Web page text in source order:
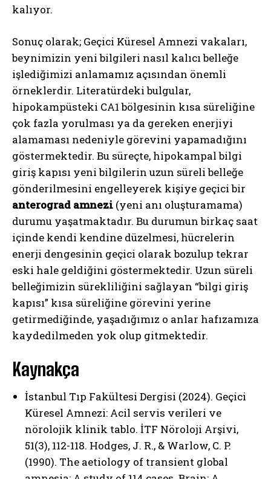
kalıyor.
Sonuç olarak; Geçici Küresel Amnezi vakaları,
beynimizin yeni bilgileri nasıl kalıcı belleğe
işlediğimizi anlamamız açısından önemli
örneklerdir. Literatürdeki bulgular,
hipokampüsteki CA1 bölgesinin kısa süreliğine
çok fazla yorulması ya da gereken enerjiyi
alamaması nedeniyle görevini yapamadığını
göstermektedir. Bu süreçte, hipokampal bilgi
giriş kapısı yeni bilgilerin uzun süreli belleğe
gönderilmesini engelleyerek kişiye geçici bir
anterograd amnezi (yeni anı oluşturamama)
durumu yaşatmaktadır. Bu durumun birkaç saat
içinde kendi kendine düzelmesi, hücrelerin
enerji dengesinin geçici olarak bozulup tekrar
eski hale geldiğini göstermektedir. Uzun süreli
belleğimizin sürekliliğini sağlayan “bilgi giriş
kapısı” kısa süreliğine görevini yerine
getirmediğinde, yaşadığımız o anlar hafızamıza
kaydedilmeden yok olup gitmektedir.
Kaynakça
İstanbul Tıp Fakültesi Dergisi (2024). Geçici
Küresel Amnezi: Acil servis verileri ve
nörolojik klinik tablo. İTF Nöroloji Arşivi,
51(3), 112-118. ​Hodges, J. R., & Warlow, C. P.
(1990). The aetiology of transient global